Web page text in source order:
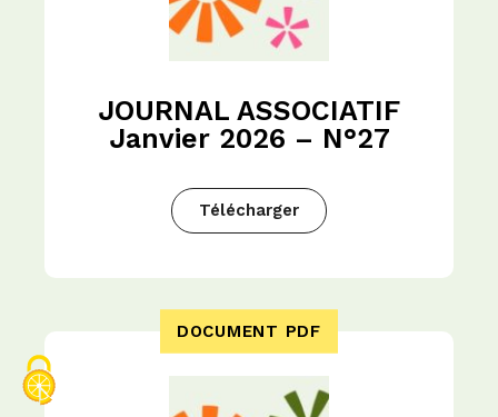
JOURNAL ASSOCIATIF
Janvier 2026 – N°27
Télécharger
DOCUMENT PDF